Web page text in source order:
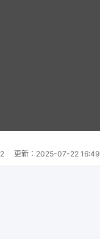
更新： 2025-07-22 16:49